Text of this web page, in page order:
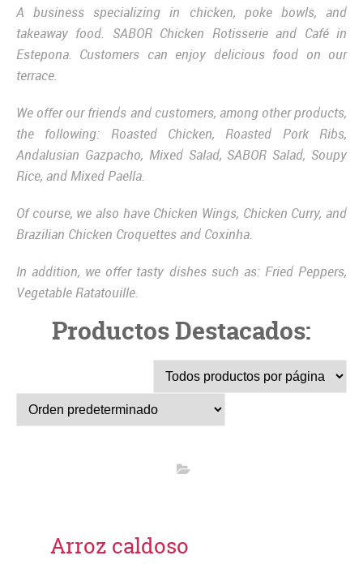
A business specializing in chicken, poke bowls, and
takeaway food. SABOR Chicken Rotisserie and Café in
Estepona. Customers can enjoy delicious food on our
terrace.
We offer our friends and customers, among other products,
the following: Roasted Chicken, Roasted Pork Ribs,
Andalusian Gazpacho, Mixed Salad, SABOR Salad, Soupy
Rice, and Mixed Paella.
Of course, we also have Chicken Wings, Chicken Curry, and
Brazilian Chicken Croquettes and Coxinha.
In addition, we offer tasty dishes such as: Fried Peppers,
Vegetable Ratatouille.
Productos Destacados:
Arroz caldoso